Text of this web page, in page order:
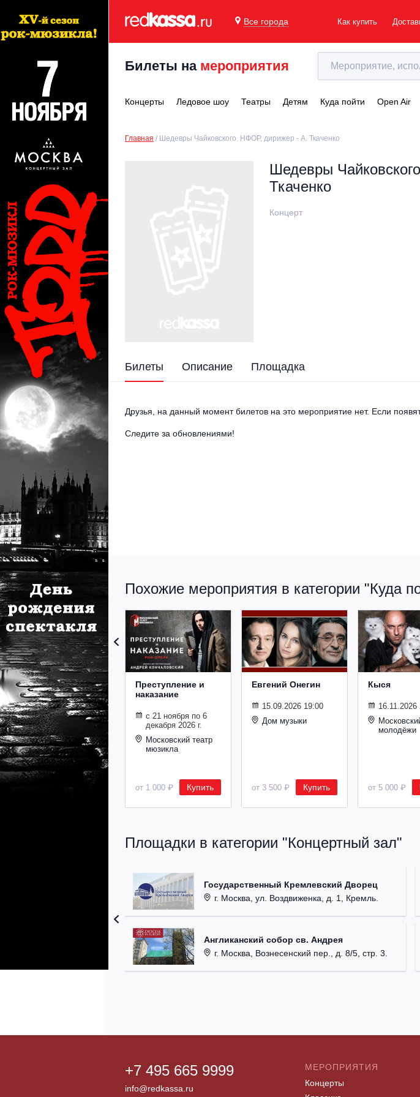
Все города Как купить
Билеты на мероприятия
Концерты Ледовое шоу Театры Детям Куда пойти Open Air
Главная Шедевры Чайковского. НФОР, дирижер - А. Ткаченко
Шедевры
Ткаченко
Концерт
Билеты Описание Площадка
Друзья, на данный момент билетов на это мероприятие нет. Если
Следите за обновлениями!
Похожие мероприятия в категории "Куда
Преступление и
наказание
с 21 ноября по 6
декабря 2026 г.
Московский театр
мюзикла
от 1 000 ₽ Купить
Евгений Онегин
15.09.2026 19:00
Дом музыки
от 3 500 ₽ Купить
Кыся
16.11.2026
молодёжи
от 5 000 ₽
Площадки в категории "Концертный зал"
Государственный Кремлевский Дворец
г. Москва, ул. Воздвиженка, д. 1, Кремль.
Англиканский собор св. Андрея
г. Москва, Вознесенский пер., д. 8/5, стр. 3.
+7 495 665 9999
info@redkassa.ru
МЕРОПРИЯТИЯ
Концерты